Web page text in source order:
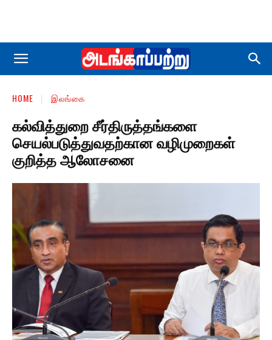
HOME இலங்கை
கல்வித்துறை சீர்திருத்தங்களை
செயல்படுத்துவதற்கான வழிமுறைகள்
குறித்த ஆலோசனை